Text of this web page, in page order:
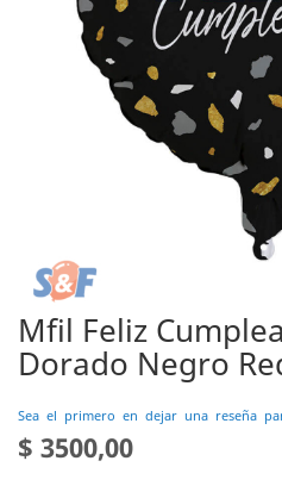
Mfil Feliz
Dorado Negro
Sea el primero en dejar una reseña
$ 3500,00
Saltar
comienzo
la
galería